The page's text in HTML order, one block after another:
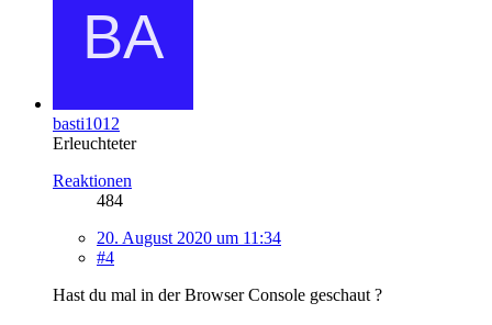
basti1012
Erleuchteter
Reaktionen
484
20. August 2020 um 11:34
#4
Hast du mal in der Browser Console geschaut ?